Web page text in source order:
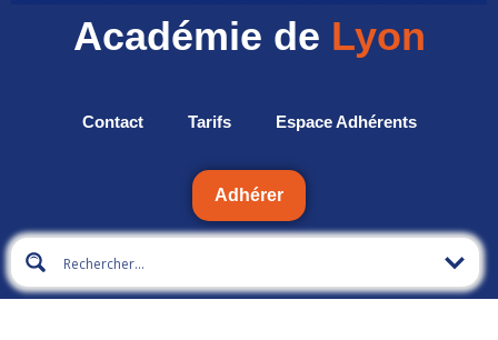
Académie de Lyon
Contact Tarifs Espace Adhérents
Adhérer